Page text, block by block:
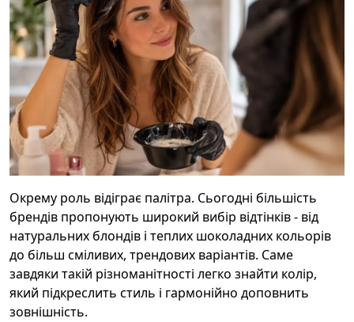
Окрему роль відіграє палітра. Сьогодні більшість
брендів пропонують широкий вибір відтінків - від
натуральних блондів і теплих шоколадних кольорів
до більш сміливих, трендових варіантів. Саме
завдяки такій різноманітності легко знайти колір,
який підкреслить стиль і гармонійно доповнить
зовнішність.